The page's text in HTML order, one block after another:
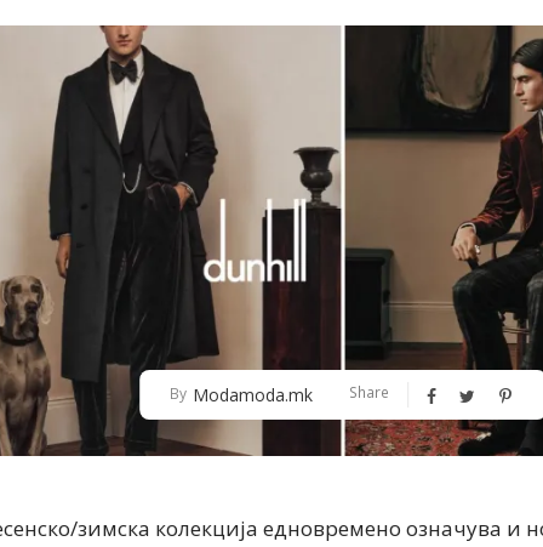
By Modamoda.mk Share
зимска колекција едновремено означува и
Алшар – модна ревија на Expo
30